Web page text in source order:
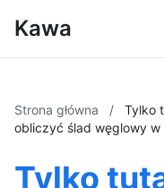
Kawa
Strona główna /
Tylko
obliczyć ślad węglowy w
Tylko